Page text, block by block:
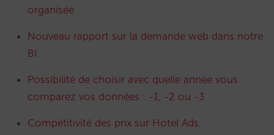
organisée
Nouveau rapport sur la demande web dans notre
BI
Possibilité de choisir avec quelle année vous
comparez vos données : -1, -2 ou -3
Compétitivité des prix sur Hotel Ads.